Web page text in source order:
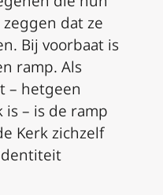
dat ze
Bij voorbaat is
ramp. Als
– hetgeen
– is de ramp
Kerk zichzelf